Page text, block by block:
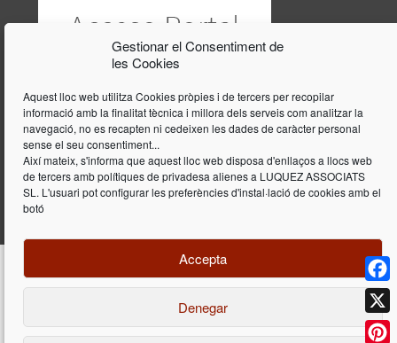
Gestionar el Consentiment de
les Cookies
Aquest lloc web utilitza Cookies pròpies i de tercers per recopilar
informació amb la finalitat tècnica i millora dels serveis com analitzar la
navegació, no es recapten ni cedeixen les dades de caràcter personal
sense el seu consentiment...
Així mateix, s'informa que aquest lloc web disposa d'enllaços a llocs web
de tercers amb polítiques de privadesa alienes a LUQUEZ ASSOCIATS
SL. L'usuari pot configurar les preferències d'instal·lació de cookies amb el
botó
Accepta
Denegar
Disseny i programació web perDieres.com
| Lúquez Associats SL | ©
2026 All Rights Reserved |Avís legal
X